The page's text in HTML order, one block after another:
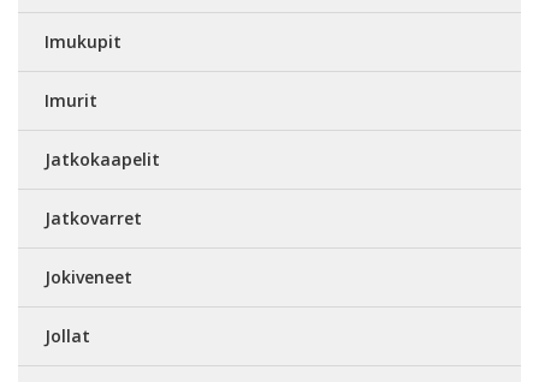
Imukupit
Imurit
Jatkokaapelit
Jatkovarret
Jokiveneet
Jollat